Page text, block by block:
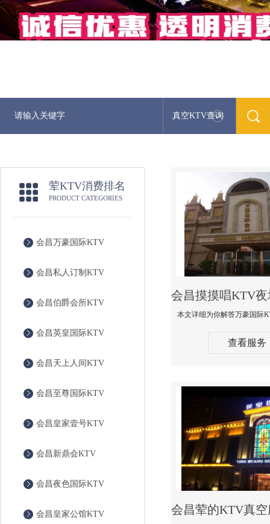
真空KTV查询最新荤KTV真空夜
荤KTV消费排名
PRODUCT CATEGORIES
会昌万豪国际KTV
会昌私人订制KTV
会昌伯爵会所KTV
会昌英皇国际KTV
会昌天上人间KTV
会昌至尊国际KTV
会昌皇家壹号KTV
会昌新鼎会KTV
会昌夜色国际KTV
会昌皇家公馆KTV
查看服务